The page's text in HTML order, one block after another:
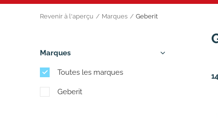
Revenir à l'aperçu Marques Geberit
Marques
Toutes les marques
Geberit